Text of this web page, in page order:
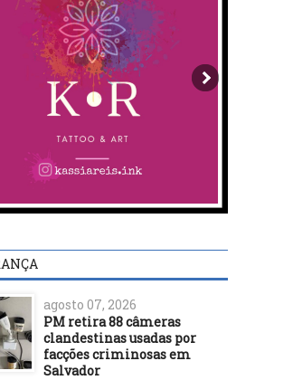
de Itabuna realiza
Pedagógica
agosto 07, 2026
PM retira 88 câmeras
clandestinas usadas por
facções criminosas em
Salvador